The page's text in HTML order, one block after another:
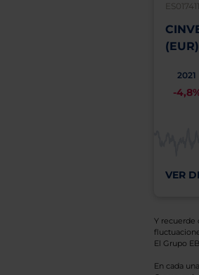
2021
-
VER
Y recuerde
El Grupo
En cada